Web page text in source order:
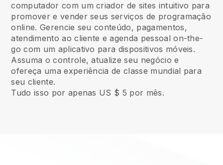
computador com um criador de sites intuitivo para
promover e vender seus serviços de programação
online. Gerencie seu conteúdo, pagamentos,
atendimento ao cliente e agenda pessoal on-the-
go com um aplicativo para dispositivos móveis.
Assuma o controle, atualize seu negócio e
ofereça uma experiência de classe mundial para
seu cliente.
Tudo isso por apenas US $ 5 por mês.